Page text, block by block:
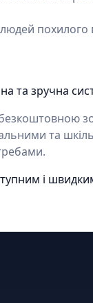
похилого
та зручна
безкоштовною
та
і швидким